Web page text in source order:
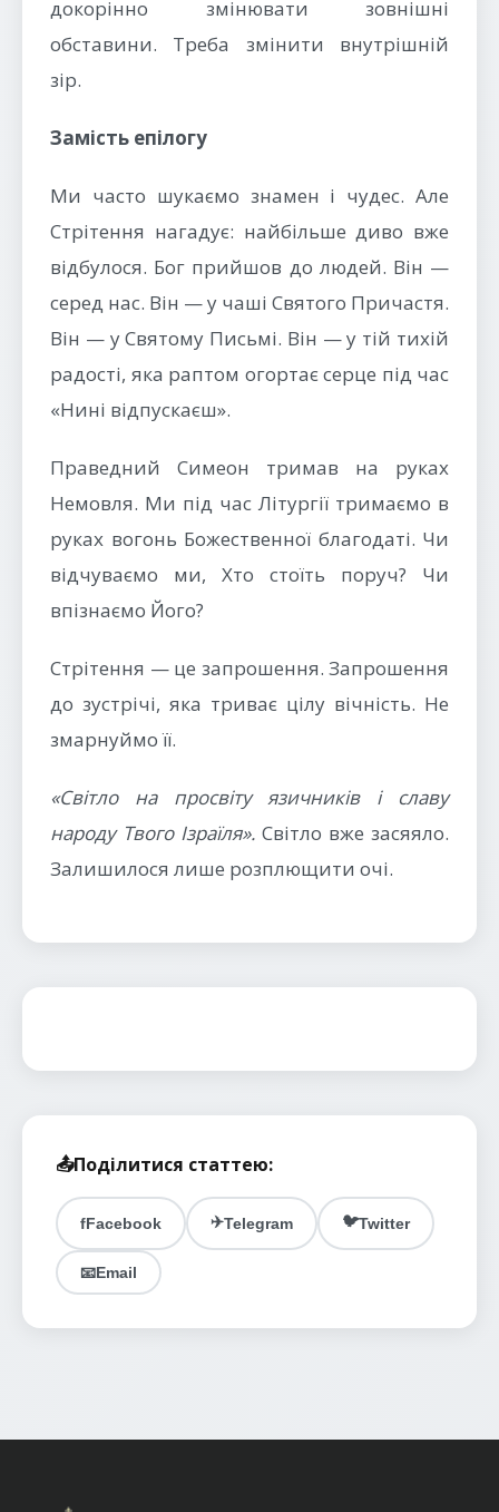
докорінно змінювати зовнішні
обставини. Треба змінити внутрішній
зір.
Замість епілогу
Ми часто шукаємо знамен і чудес. Але
Стрітення нагадує: найбільше диво вже
відбулося. Бог прийшов до людей. Він —
серед нас. Він — у чаші Святого Причастя.
Він — у Святому Письмі. Він — у тій тихій
радості, яка раптом огортає серце під час
«Нині відпускаєш».
Праведний Симеон тримав на руках
Немовля. Ми під час Літургії тримаємо в
руках вогонь Божественної благодаті. Чи
відчуваємо ми, Хто стоїть поруч? Чи
впізнаємо Його?
Стрітення — це запрошення. Запрошення
до зустрічі, яка триває цілу вічність. Не
змарнуймо її.
«Світло на просвіту язичників і славу
народу Твого Ізраїля». Світло вже засяяло.
Залишилося лише розплющити очі.
📤Поділитися статтею:
fFacebook ✈️Telegram 🐦Twitter
📧Email